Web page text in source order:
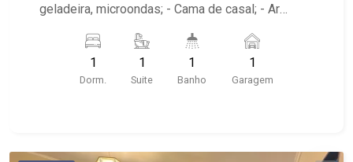
geladeira, microondas; - Cama de casal; - Ar
vidro - 1 vaga de garagem - Condomínio com: -
Lavanderia, Piscina, Fitness, Varanda gourmet,
Portaria 24 - Ao lado do supermercado
1
Dorm.
1
Suite
1
Banho
1
Garagem